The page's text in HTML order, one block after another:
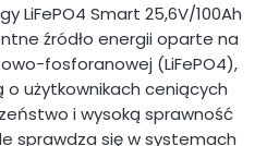
LiFePO4 Smart 25,6V/100Ah
źródło energii oparte na
fosforanowej (LiFePO4),
użytkownikach ceniących
i wysoką sprawność
sprawdza się w systemach